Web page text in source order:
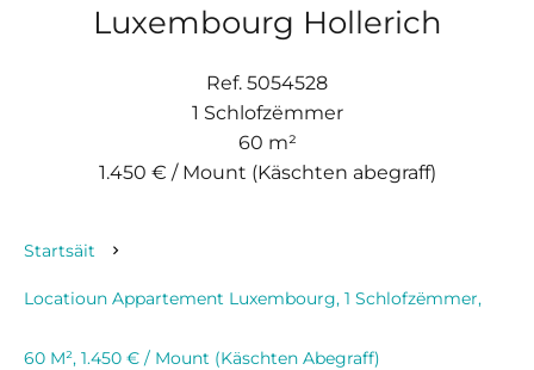
Luxembourg Hollerich
Ref. 5054528
1 Schlofzëmmer
60 m²
1.450 € / Mount (Käschten abegraff)
Startsäit
Locatioun Appartement Luxembourg, 1 Schlofzëmmer,
60 M², 1.450 € / Mount (Käschten Abegraff)